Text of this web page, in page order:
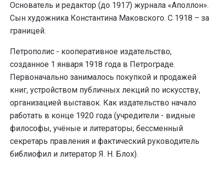
Основатель и редактор (до 1917) журнала «Аполлон».
Сын художника Константина Маковского. С 1918 – за
границей.
Петрополис - кооперативное издательство,
созданное 1 января 1918 года в Петрограде.
Первоначально занималось покупкой и продажей
книг, устройством публичных лекций по искусству,
организацией выставок. Как издательство начало
работать в конце 1920 года (учредители - видные
философы, учёные и литераторы; бессменный
секретарь правления и фактический руководитель
библиофил и литератор Я. Н. Блох).